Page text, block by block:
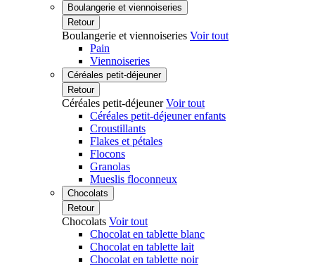
Boulangerie et viennoiseries
Retour
Boulangerie et viennoiseries Voir tout
Pain
Viennoiseries
Céréales petit-déjeuner
Retour
Céréales petit-déjeunerVoir tout
Céréales petit-déjeuner enfants
Croustillants
Flakes et pétales
Flocons
Granolas
Mueslis floconneux
Chocolats
Retour
Chocolats Voir tout
Chocolat en tablette blanc
Chocolat en tablette lait
Chocolat en tablette noir